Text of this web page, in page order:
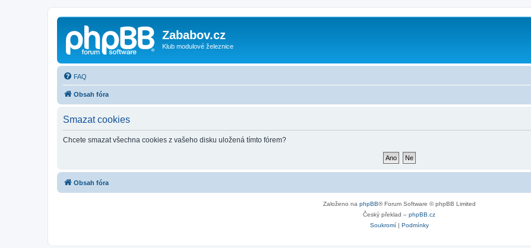
Zababov.cz
Klub modulové železnice
FAQ
Obsah fóra
Smazat cookies
Chcete smazat všechna cookies z vašeho disku uložená tímto fórem?
Obsah fóra
Založeno na phpBB® Forum Software © phpBB Limited
Český překlad – phpBB.cz
Soukromí| Podmínky